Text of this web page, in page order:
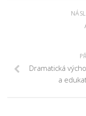
Dramatická
a